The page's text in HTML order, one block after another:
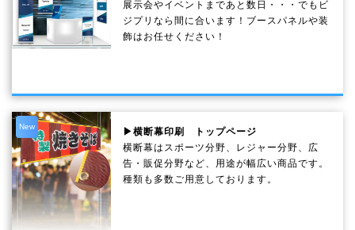
展示会やイベントまであと数日・・・でもビ
ジプリなら間に合います！ブースパネルや装
飾はお任せください！
New
▶横断幕印刷 トップページ
横断幕はスポーツ分野、レジャー分野、広
告・販促分野など、用途が幅広い商品です。
種類も多数ご用意しております。